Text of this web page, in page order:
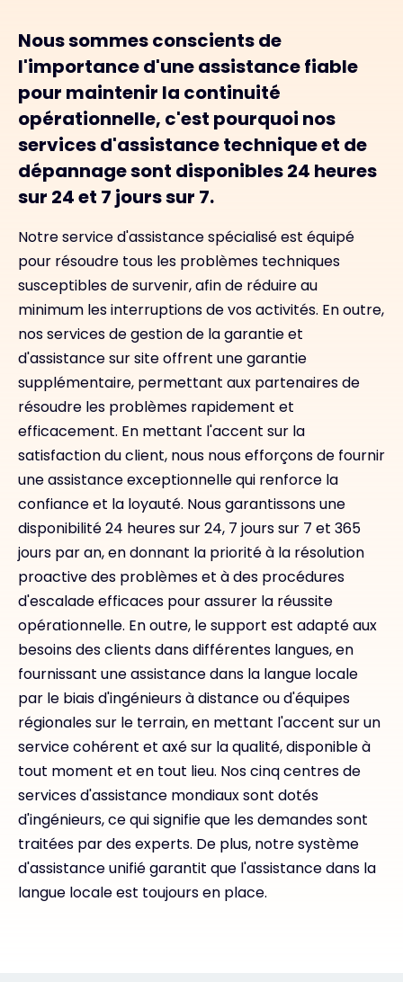
Nous sommes conscients de
l'importance d'une assistance fiable
pour maintenir la continuité
opérationnelle, c'est pourquoi nos
services d'assistance technique et de
dépannage sont disponibles 24 heures
sur 24 et 7 jours sur 7.
Notre service d'assistance spécialisé est équipé
pour résoudre tous les problèmes techniques
susceptibles de survenir, afin de réduire au
minimum les interruptions de vos activités. En outre,
nos services de gestion de la garantie et
d'assistance sur site offrent une garantie
supplémentaire, permettant aux partenaires de
résoudre les problèmes rapidement et
efficacement. En mettant l'accent sur la
satisfaction du client, nous nous efforçons de fournir
une assistance exceptionnelle qui renforce la
confiance et la loyauté. Nous garantissons une
disponibilité 24 heures sur 24, 7 jours sur 7 et 365
jours par an, en donnant la priorité à la résolution
proactive des problèmes et à des procédures
d'escalade efficaces pour assurer la réussite
opérationnelle. En outre, le support est adapté aux
besoins des clients dans différentes langues, en
fournissant une assistance dans la langue locale
par le biais d'ingénieurs à distance ou d'équipes
régionales sur le terrain, en mettant l'accent sur un
service cohérent et axé sur la qualité, disponible à
tout moment et en tout lieu. Nos cinq centres de
services d'assistance mondiaux sont dotés
d'ingénieurs, ce qui signifie que les demandes sont
traitées par des experts. De plus, notre système
d'assistance unifié garantit que l'assistance dans la
langue locale est toujours en place.